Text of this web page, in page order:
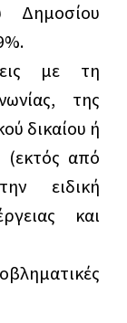
Δημοσίου
με τη
της
δικαίου ή
(εκτός από
ειδική
και